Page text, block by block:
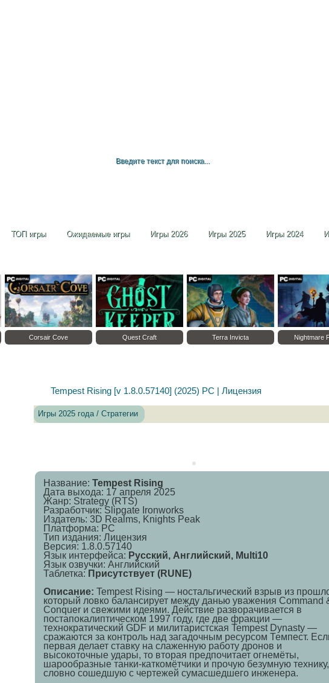
ТОП игры Ожидаемые игры Игры 2026 Игры 2025 Игры 2024
Strike 5 Crimson Desert Corsair Cove Quest Craft
Tempest Rising [v 1.8.0.57140] (2025) PC | Лицензия
Игры 2025 года / Стратегии
Название: Tempest Rising
Дата выхода: 17 апреля 2025
Жанр: Strategy (RTS)
Разработчик: Slipgate Ironworks
Издатель: 3D Realms, Knights Peak
Платформа: PC
Тип издания: Лицензия
Версия: 1.8.0.57140
Язык интерфейса: Русский, Английский, Multi10
Язык озвучки: Английский
Таблетка: Присутствует (RUNE)
Описание: Tempest Rising — ностальгический взрыв из
который ловко балансирует между данью уважения Command
Conquer и свежими идеями. Действие разворачивается в
постапокалиптическом 1997 году, где две фракции —
технократический GDF и милитаристская Tempest Dynasty —
сражаются за контроль над загадочным ресурсом Темпест.
первая делает ставку на слаженную работу дронов и
высокоточные удары, то вторая предпочитает огнемёты,
шарообразные танки-каткомётчики и прочую безумную технику,
словно сошедшую с чертежей сумасшедшего инженера.